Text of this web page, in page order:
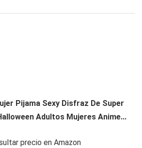
Pijama Sexy Disfraz De Super
Adultos Mujeres Anime...
precio en Amazon